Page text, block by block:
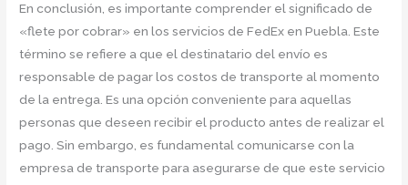
En conclusión, es importante comprender el significado de
«flete por cobrar» en los servicios de FedEx en Puebla. Este
término se refiere a que el destinatario del envío es
responsable de pagar los costos de transporte al momento
de la entrega. Es una opción conveniente para aquellas
personas que deseen recibir el producto antes de realizar el
pago. Sin embargo, es fundamental comunicarse con la
empresa de transporte para asegurarse de que este servicio